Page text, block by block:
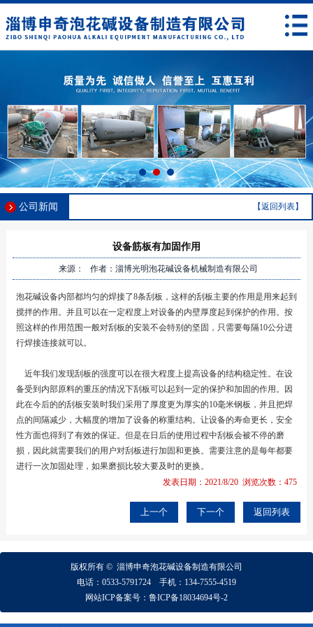
公司新闻 【返回列表】
设备筋板有加固作用
来源： 作者：淄博光明泡花碱设备机械制造有限公司
泡花碱设备内部都均匀的焊接了8条刮板，这样的刮板主要的作用是用来起到
搅拌的作用。并且可以在一定程度上对设备的内壁厚度起到保护的作用。按
照这样的作用范围一般对刮板的安装不会特别的坚固，只需要每隔10公分进
行焊接连接就可以。
近年我们发现刮板的强度可以在很大程度上提高设备的结构稳定性。在设
备受到内部原料的重压的情况下刮板可以起到一定的保护和加固的作用。因
此在今后的的刮板安装时我们采用了厚度更为厚实的10毫米钢板，并且把焊
点的间隔减少，大幅度的增加了设备的称重结构。让设备的寿命更长，安全
性方面也得到了有效的保证。但是在日后的使用过程中刮板会被不停的磨
损，因此就需要我们的用户对刮板进行加固和更换。需要注意的是每年都要
进行一次加固处理，如果磨损比较大要及时的更换。
发表日期：2021/8/20 浏览次数：475
上一个 下一个 返回列表
版权所有 © 淄博申奇泡花碱设备制造有限公司
电话： 0533-5791724手机： 134-7555-4519
网站ICP备案号： 鲁ICP备18034694号-2